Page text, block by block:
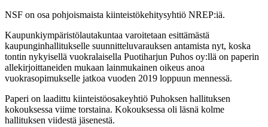
NSF on osa pohjoismaista kiinteistökehitysyhtiö NREP:iä.
Kaupunkiympäristölautakuntaa varoitetaan esittämästä
kaupunginhallitukselle suunnitteluvarauksen antamista nyt, koska
tontin nykyisellä vuokralaisella Puotiharjun Puhos oy:llä on paperin
allekirjoittaneiden mukaan lainmukainen oikeus anoa
vuokrasopimukselle jatkoa vuoden 2019 loppuun mennessä.
Paperi on laadittu kiinteistöosakeyhtiö Puhoksen hallituksen
kokouksessa viime torstaina. Kokouksessa oli läsnä kolme
hallituksen viidestä jäsenestä.